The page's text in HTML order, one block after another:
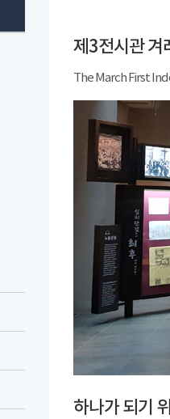
제3전시관 겨
The March First
하나가 되기